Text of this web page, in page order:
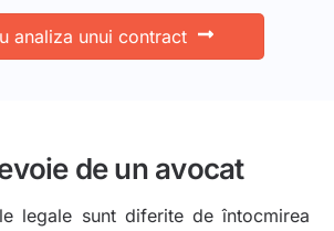
analiza unui contract
de un avocat
legale sunt diferite de întocmirea